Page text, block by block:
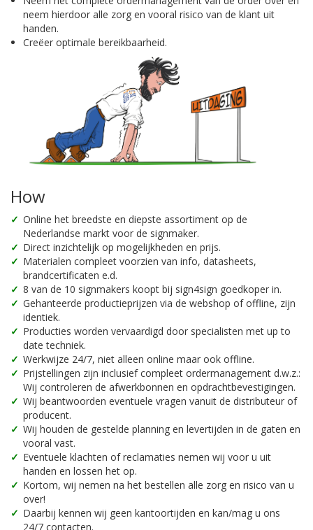
neem hierdoor alle zorg en vooral risico van de klant uit
handen.
Creëer optimale bereikbaarheid.
How
Online het breedste en diepste assortiment op de
Nederlandse markt voor de signmaker.
Direct inzichtelijk op mogelijkheden en prijs.
Materialen compleet voorzien van info, datasheets,
brandcertificaten e.d.
8 van de 10 signmakers koopt bij sign4sign goedkoper in.
Gehanteerde productieprijzen via de webshop of offline, zijn
identiek.
Producties worden vervaardigd door specialisten met up to
date techniek.
Werkwijze 24/7, niet alleen online maar ook offline.
Prijstellingen zijn inclusief compleet ordermanagement d.w.z.:
Wij controleren de afwerkbonnen en opdrachtbevestigingen.
Wij beantwoorden eventuele vragen vanuit de distributeur of
producent.
Wij houden de gestelde planning en levertijden in de gaten en
vooral vast.
Eventuele klachten of reclamaties nemen wij voor u uit
handen en lossen het op.
Kortom, wij nemen na het bestellen alle zorg en risico van u
over!
Daarbij kennen wij geen kantoortijden en kan/mag u ons
24/7 contacten.